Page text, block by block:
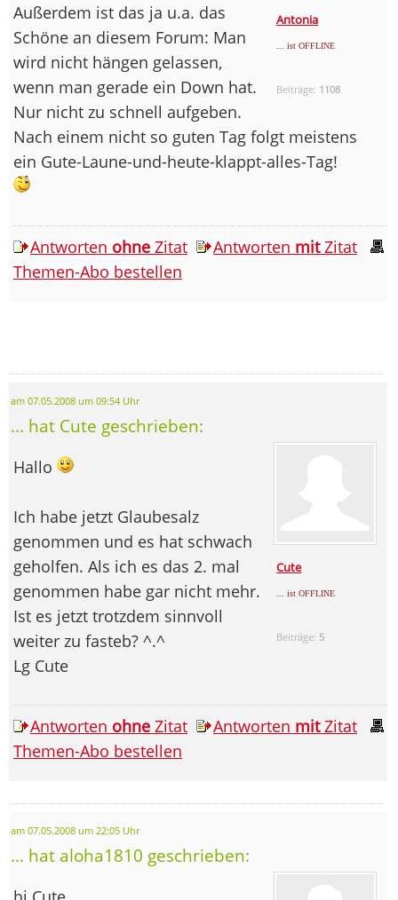
Antonia
... ist OFFLINE
Beiträge: 1108
Außerdem ist das ja u.a. das
Schöne an diesem Forum: Man
wird nicht hängen gelassen,
wenn man gerade ein Down hat.
Nur nicht zu schnell aufgeben.
Nach einem nicht so guten Tag folgt meistens
ein Gute-Laune-und-heute-klappt-alles-Tag!
Antworten ohne Zitat Antworten mitZitat
Themen-Abo bestellen
am 07.05.2008 um 09:54 Uhr
... hat Cute geschrieben:
Cute
... ist OFFLINE
Beiträge: 5
Hallo
Ich habe jetzt Glaubesalz
genommen und es hat schwach
geholfen. Als ich es das 2. mal
genommen habe gar nicht mehr.
Ist es jetzt trotzdem sinnvoll
weiter zu fasteb? ^.^
Lg Cute
Antworten ohne Zitat Antworten mitZitat
Themen-Abo bestellen
am 07.05.2008 um 22:05 Uhr
... hat aloha1810 geschrieben: